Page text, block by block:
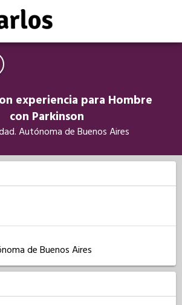
experiencia para Hombre
con Parkinson
Autónoma de Buenos Aires
de Buenos Aires